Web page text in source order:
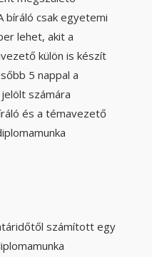
bíráló csak egyetemi
lehet, akit a
külön is készít
5 nappal a
számára
és a témavezető
számított egy